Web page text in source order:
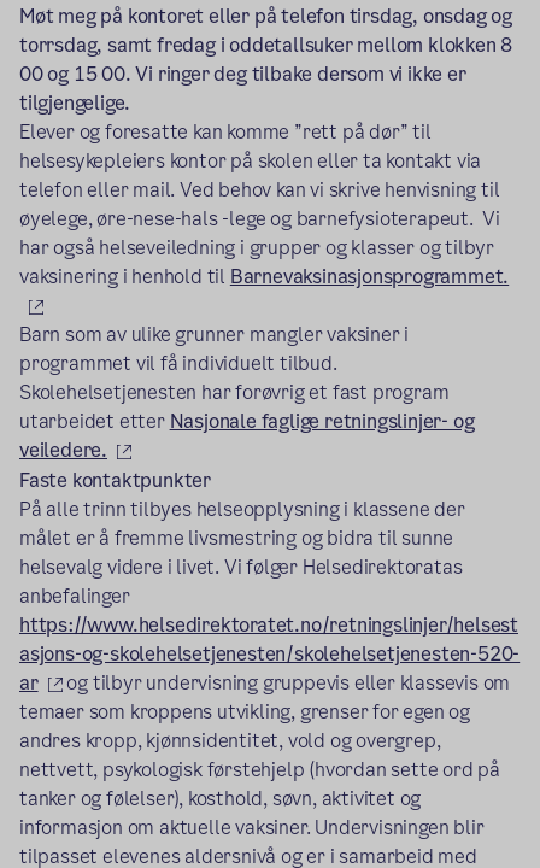
Møt meg på kontoret eller på telefon tirsdag, onsdag og
torrsdag, samt fredag i oddetallsuker mellom klokken 8
00 og 15 00. Vi ringer deg tilbake dersom vi ikke er
tilgjengelige.
Elever og foresatte kan komme ”rett på dør” til
helsesykepleiers kontor på skolen eller ta kontakt via
telefon eller mail. Ved behov kan vi skrive henvisning til
øyelege, øre-nese-hals -lege og barnefysioterapeut. Vi
har også helseveiledning i grupper og klasser og tilbyr
vaksinering i henhold til Barnevaksinasjonsprogrammet.
(ekstern lenke)
Barn som av ulike grunner mangler vaksiner i
programmet vil få individuelt tilbud.
Skolehelsetjenesten har forøvrig et fast program
utarbeidet etter Nasjonale faglige retningslinjer- og
veiledere.
(ekstern lenke)
Faste kontaktpunkter
På alle trinn tilbyes helseopplysning i klassene der
målet er å fremme livsmestring og bidra til sunne
helsevalg videre i livet. Vi følger Helsedirektoratas
anbefalinger
https://www.helsedirektoratet.no/retningslinjer/helsest
asjons-og-skolehelsetjenesten/skolehelsetjenesten-520-
ar
(ekstern lenke)
og tilbyr undervisning gruppevis eller klassevis om
temaer som kroppens utvikling, grenser for egen og
andres kropp, kjønnsidentitet, vold og overgrep,
nettvett, psykologisk førstehjelp (hvordan sette ord på
tanker og følelser), kosthold, søvn, aktivitet og
informasjon om aktuelle vaksiner. Undervisningen blir
tilpasset elevenes aldersnivå og er i samarbeid med